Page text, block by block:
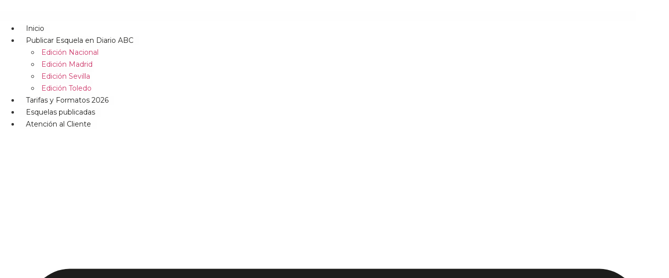
Inicio
Publicar Esquela en Diario ABC
Edición Nacional
Edición Madrid
Edición Sevilla
Edición Toledo
Tarifas y Formatos 2026
Esquelas publicadas
Atención al Cliente